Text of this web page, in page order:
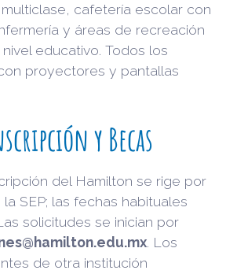
cafetería escolar con
y áreas de recreación
educativo. Todos los
proyectores y pantallas
y Becas
del Hamilton se rige por
SEP; las fechas habituales
solicitudes se inician por
. Los
de otra institución